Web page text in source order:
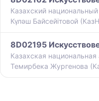
Казахский
Күләш Байсейітовой
8D02195
Казахская
Темирбека Жургенова